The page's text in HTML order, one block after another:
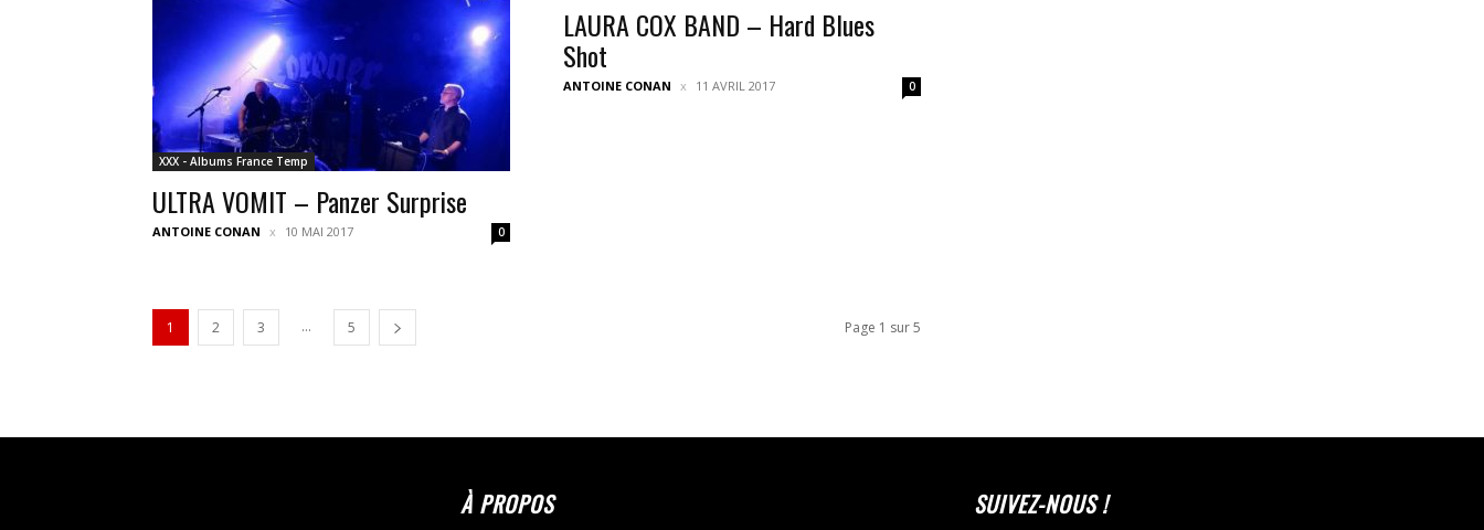
XXX - Albums France Temp
ULTRA VOMIT – Panzer Surprise
ANTOINE CONAN 10 MAI 2017 0
LAURA COX BAND – Hard Blues
Shot
ANTOINE CONAN 11 AVRIL 2017 0
1 2 3 ... 5 Page 1 sur 5
À PROPOS SUIVEZ-NOUS !